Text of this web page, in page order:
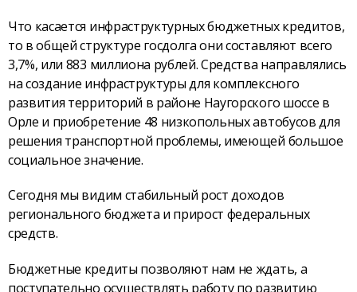
Что касается инфраструктурных бюджетных кредитов,
то в общей структуре госдолга они составляют всего
3,7%, или 883 миллиона рублей. Средства направлялись
на создание инфраструктуры для комплексного
развития территорий в районе Наугорского шоссе в
Орле и приобретение 48 низкопольных автобусов для
решения транспортной проблемы, имеющей большое
социальное значение.
Сегодня мы видим стабильный рост доходов
регионального бюджета и прирост федеральных
средств.
Бюджетные кредиты позволяют нам не ждать, а
поступательно осуществлять работу по развитию